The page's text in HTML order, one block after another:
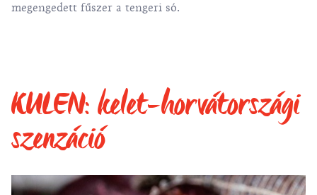
megengedett fűszer a tengeri só.
KULEN: kelet-horvátországi
szenzáció